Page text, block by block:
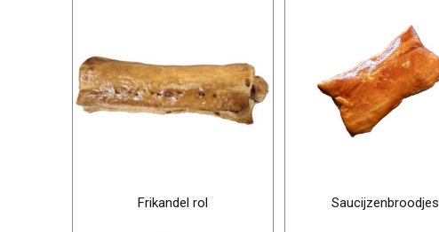
Frikandel rol Saucijzenbroodjes